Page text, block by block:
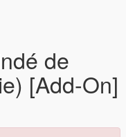
de
[Add-On]